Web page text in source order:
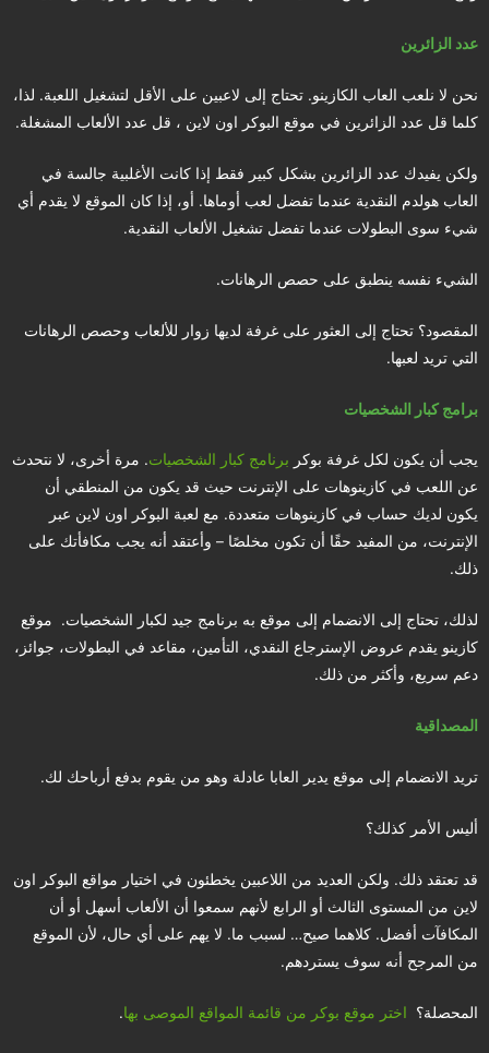
عدد الزائرين
نحن لا نلعب العاب الكازينو. تحتاج إلى لاعبين على الأقل لتشغيل اللعبة. لذا،
كلما قل عدد الزائرين في موقع البوكر اون لاين ، قل عدد الألعاب المشغلة.
ولكن يفيدك عدد الزائرين بشكل كبير فقط إذا كانت الأغلبية جالسة في
العاب هولدم النقدية عندما تفضل لعب أوماها. أو، إذا كان الموقع لا يقدم أي
شيء سوى البطولات عندما تفضل تشغيل الألعاب النقدية.
الشيء نفسه ينطبق على حصص الرهانات.
المقصود؟ تحتاج إلى العثور على غرفة لديها زوار للألعاب وحصص الرهانات
التي تريد لعبها.
برامج كبار الشخصيات
يجب أن يكون لكل غرفة بوكر برنامج كبار الشخصيات. مرة أخرى، لا نتحدث
عن اللعب في كازينوهات على الإنترنت حيث قد يكون من المنطقي أن
يكون لديك حساب في كازينوهات متعددة. مع لعبة البوكر اون لاين عبر
الإنترنت، من المفيد حقًا أن تكون مخلصًا – وأعتقد أنه يجب مكافأتك على
ذلك.
لذلك، تحتاج إلى الانضمام إلى موقع به برنامج جيد لكبار الشخصيات. موقع
كازينو يقدم عروض الإسترجاع النقدي، التأمين، مقاعد في البطولات، جوائز،
دعم سريع، وأكثر من ذلك.
المصداقية
تريد الانضمام إلى موقع يدير العابا عادلة وهو من يقوم بدفع أرباحك لك.
أليس الأمر كذلك؟
قد تعتقد ذلك. ولكن العديد من اللاعبين يخطئون في اختيار مواقع البوكر اون
لاين من المستوى الثالث أو الرابع لأنهم سمعوا أن الألعاب أسهل أو أن
المكافآت أفضل. كلاهما صيح… لسبب ما. لا يهم على أي حال، لأن الموقع
من المرجح أنه سوف يستردهم.
المحصلة؟ اختر موقع بوكر من قائمة المواقع الموصى بها.